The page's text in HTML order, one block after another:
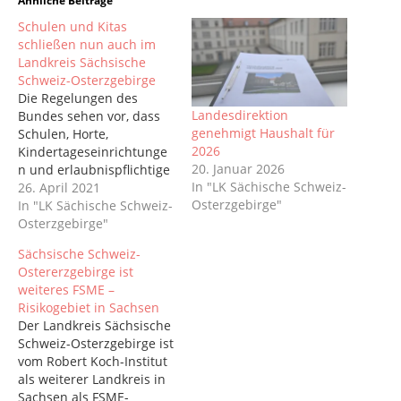
Schulen und Kitas
schließen nun auch im
Landkreis Sächsische
Schweiz-Osterzgebirge
Die Regelungen des
Bundes sehen vor, dass
Schulen, Horte,
Kindertageseinrichtunge
n und erlaubnispflichtige
Kindertagespflegestellen
(u. a. Tagesmütter/-väter)
generell schließen
Sieben-Tage-Inzidenz an
drei
aufeinanderfolgenden
Tagen über 165 liegt. Das
ist mit dem heute vom
RKI gemeldeten Wert von
212 der Fall. Demnach
sind am übernächsten
26. April 2021
In "LK Sächische Schweiz-
Osterzgebirge"
Landesdirektion
genehmigt Haushalt für
2026
20. Januar 2026
In "LK Sächische Schweiz-
Osterzgebirge"
Sächsische Schweiz-
Ostererzgebirge ist
weiteres FSME –
Risikogebiet in Sachsen
Der Landkreis Sächsische
Schweiz-Osterzgebirge ist
vom Robert Koch-Institut
als weiterer Landkreis in
Sachsen als FSME-